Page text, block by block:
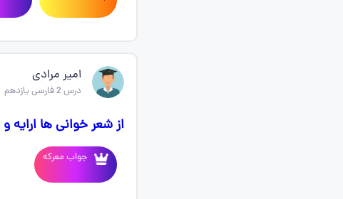
امیر مرادی
درس 2 فارسی یازدهم
از شعر خوانی ها
جواب معرکه